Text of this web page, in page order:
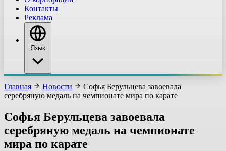
Контакты
Реклама
Язык
Главная Новости
Софья Берульцева завоевала
серебряную медаль на чемпионате мира по карате
Софья Берульцева завоевала
серебряную медаль на чемпионате
мира по карате